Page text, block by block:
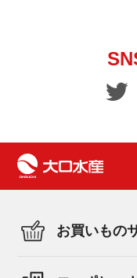
お買いもの